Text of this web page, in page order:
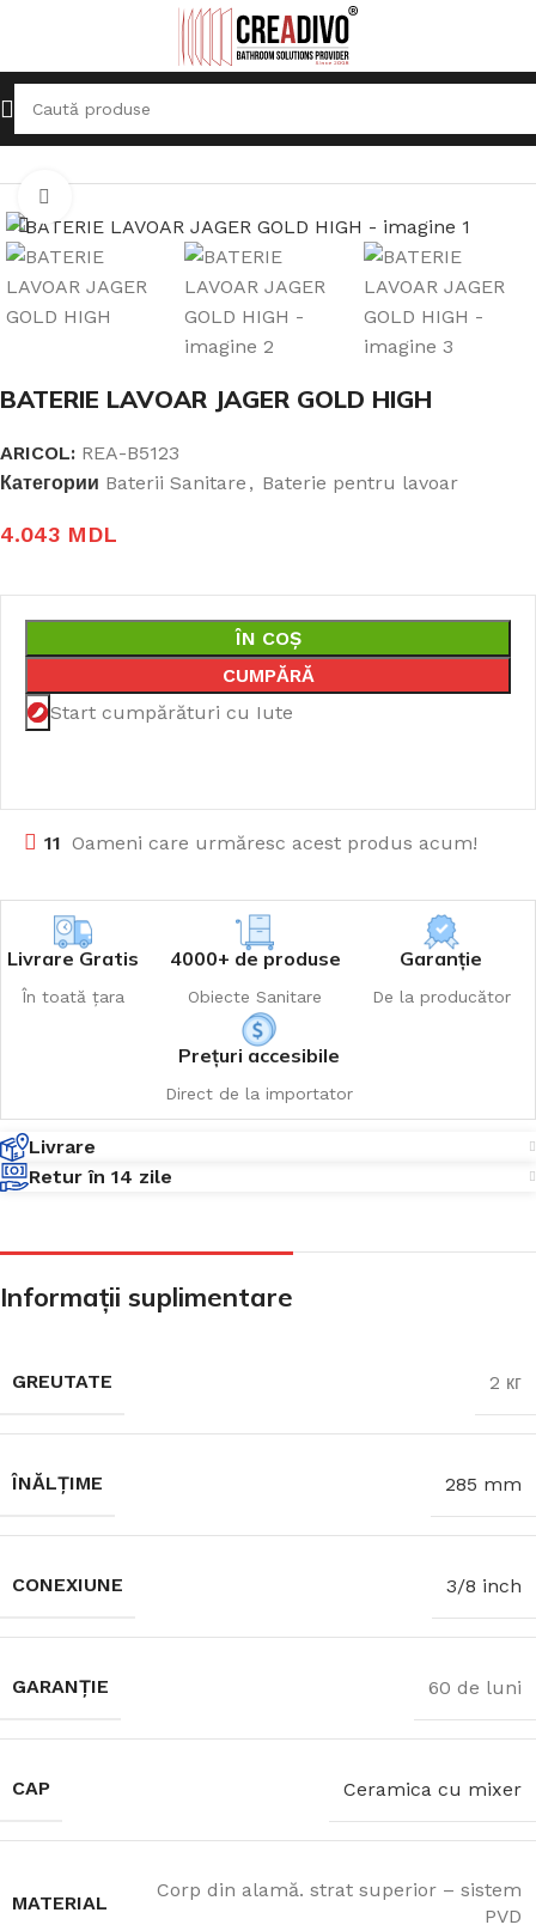
Prima pagină Baterii Sanitare Baterie pentru lavoar
BATERIE LAVOAR JAGER GOLD HIGH
ARICOL: REA-B5123
Категории Baterii Sanitare , Baterie pentru lavoar
4.043 MDL
ÎN COȘ
CUMPĂRĂ
Start cumpărături cu Iute
11 Oameni care urmăresc acest produs acum!
Livrare Gratis
În toată țara
4000+ de produse
Obiecte Sanitare
Garanție
De la producător
Prețuri accesibile
Direct de la importator
Livrare
Retur în 14 zile
Informații suplimentare
GREUTATE 2 кг
ÎNĂLȚIME 285 mm
CONEXIUNE 3/8 inch
GARANȚIE 60 de luni
CAP Ceramica cu mixer
MATERIAL
Corp din alamă. strat superior – sistem
PVD